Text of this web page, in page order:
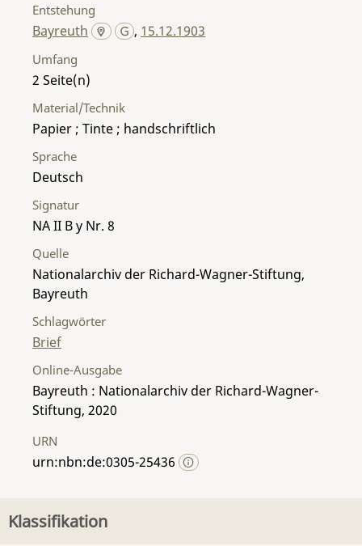
Entstehung
Bayreuth , 15.12.1903
Umfang
2
Material/Technik
Papier ; Tinte ; handschriftlich
Sprache
Deutsch
Signatur
NA II B y Nr. 8
Quelle
Nationalarchiv der Richard-Wagner-Stiftung,
Bayreuth
Schlagwörter
Brief
Online-Ausgabe
Bayreuth : Nationalarchiv der Richard-Wagner-
Stiftung, 2020
URN
urn:nbn:de:0305-25436
Klassifikation